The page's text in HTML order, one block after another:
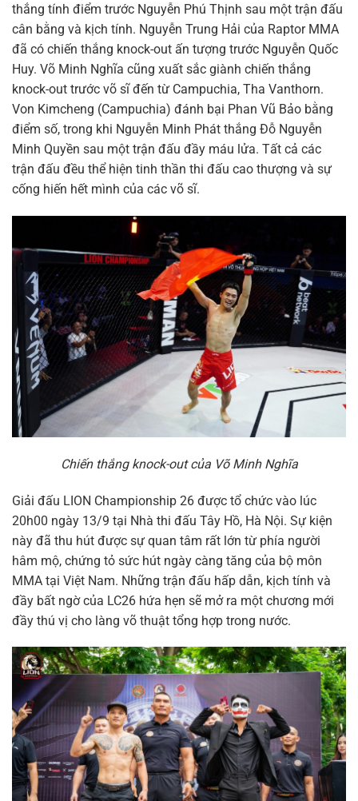
thắng tính điểm trước Nguyễn Phú Thịnh sau một trận đấu
cân bằng và kịch tính. Nguyễn Trung Hải của Raptor MMA
đã có chiến thắng knock-out ấn tượng trước Nguyễn Quốc
Huy. Võ Minh Nghĩa cũng xuất sắc giành chiến thắng
knock-out trước võ sĩ đến từ Campuchia, Tha Vanthorn.
Von Kimcheng (Campuchia) đánh bại Phan Vũ Bảo bằng
điểm số, trong khi Nguyễn Minh Phát thắng Đỗ Nguyễn
Minh Quyền sau một trận đấu đầy máu lửa. Tất cả các
trận đấu đều thể hiện tinh thần thi đấu cao thượng và sự
cống hiến hết mình của các võ sĩ.
Chiến thắng knock-out của Võ Minh Nghĩa
Giải đấu LION Championship 26 được tổ chức vào lúc
20h00 ngày 13/9 tại Nhà thi đấu Tây Hồ, Hà Nội. Sự kiện
này đã thu hút được sự quan tâm rất lớn từ phía người
hâm mộ, chứng tỏ sức hút ngày càng tăng của bộ môn
MMA tại Việt Nam. Những trận đấu hấp dẫn, kịch tính và
đầy bất ngờ của LC26 hứa hẹn sẽ mở ra một chương mới
đầy thú vị cho làng võ thuật tổng hợp trong nước.